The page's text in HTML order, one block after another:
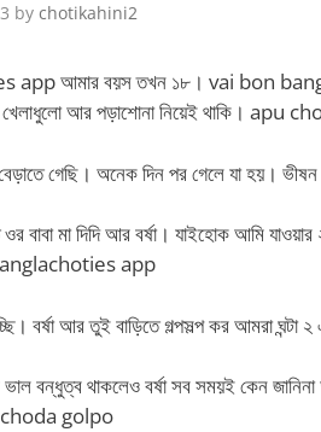
by chotikahini2
আমার বয়স তখন ১৮। vai bon bangla
খেলাধুলো আর পড়াশোনা নিয়েই থাকি। apu
গেছি। অনেক দিন পর গেলে যা হয়।
ওর বাবা মা দিদি আর বর্ষা। যাইহোক আমি
Banglachoties app
বর্ষা আর তুই বাড়িতে গল্পসল্প কর আমরা ঘন্টা
ভাল বন্ধুত্ব থাকলেও বর্ষা সব সময়ই কেন
golpo